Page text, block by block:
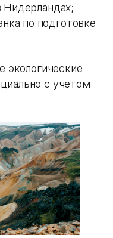
по подготовке
экологические
с учетом